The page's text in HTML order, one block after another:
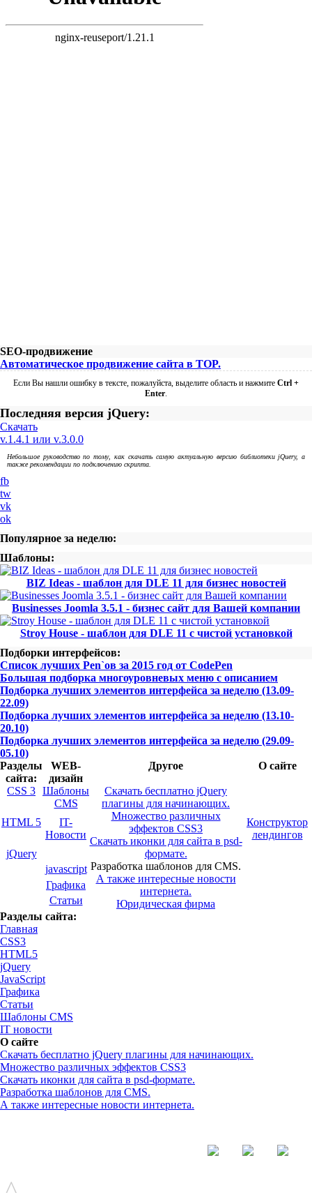
SEO-продвижение
Автоматическое продвижение сайта в TOP.
Если Вы нашли ошибку в тексте, пожалуйста, выделите область и нажмите Ctrl +
Enter
Последняя версия jQuery:
Скачать
v.1.4.1 или v.3.0.0
Небольшое руководство по тому, как скачать самую актуальную версию библиотеки jQuery, а
также рекомендации по подключению скрипта.
fb
tw
vk
ok
Популярное за неделю:
Шаблоны:
BIZ Ideas - шаблон для DLE 11 для бизнес новостей
Businesses Joomla 3.5.1 - бизнес сайт для Вашей компании
Stroy House - шаблон для DLE 11 с чистой установкой
Подборки интерфейсов:
Список лучших Pen`ов за 2015 год от CodePen
Большая подборка многоуровневых меню с описанием
Подборка лучших элементов интерфейса за неделю (13.09-
22.09)
Подборка лучших элементов интерфейса за неделю (13.10-
20.10)
Подборка лучших элементов интерфейса за неделю (29.09-
05.10)
Разделы
сайта:
WEB-
дизайн
Другое О сайте
CSS 3 Шаблоны
CMS
Скачать бесплатно jQuery
плагины для начинающих.
Множество различных
эффектов CSS3
Скачать иконки для сайта в psd-
формате.
Разработка шаблонов для CMS.
А также интересные новости
интернета.
Юридическая фирма
HTML 5
IT-
Новости
Конструктор
лендингов
jQuery
javascript
Графика
Статьи
Разделы сайта:
Главная
CSS3
HTML5
jQuery
JavaScript
Графика
Статьи
Шаблоны CMS
IT новости
О сайте
Скачать бесплатно jQuery плагины для начинающих.
Множество различных эффектов CSS3
Скачать иконки для сайта в psd-формате.
Разработка шаблонов для CMS.
А также интересные новости интернета.
© - 2015-2017 - helix.su - все для вашего сайта |